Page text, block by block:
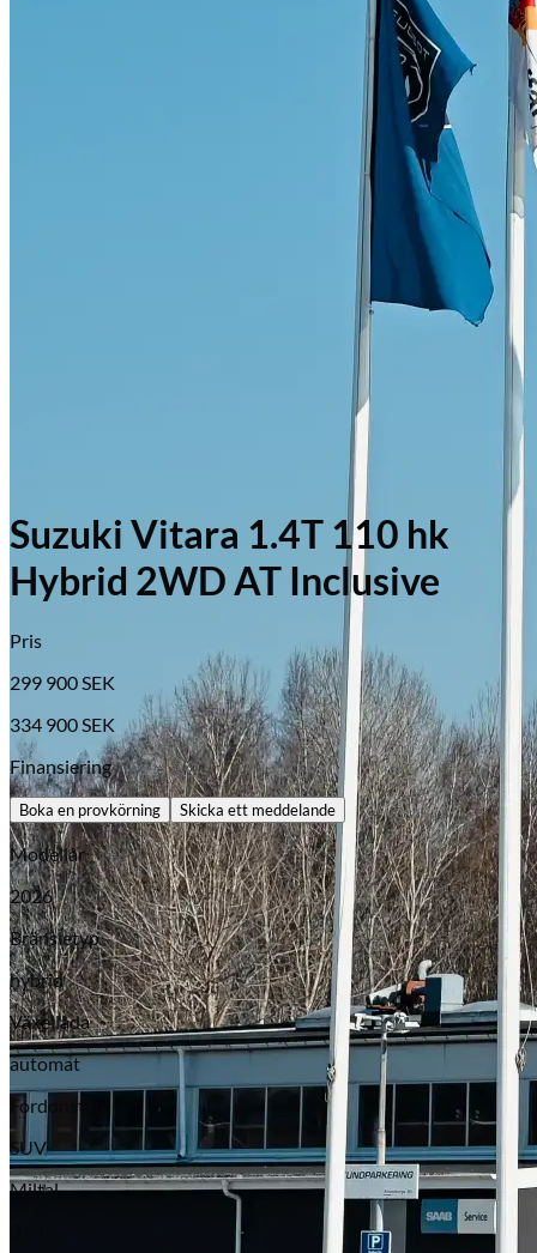
Opel
Suzuki Vitara 1.4T 110 hk
Hybrid 2WD AT Inclusive
Pris
299 900SEK
334 900SEK
Finansiering
Boka en provkörning Skicka ett meddelande
Modellår
2026
Bränsletyp
hybrid
Växellåda
automat
Fordonstyp
SUV
Miltal